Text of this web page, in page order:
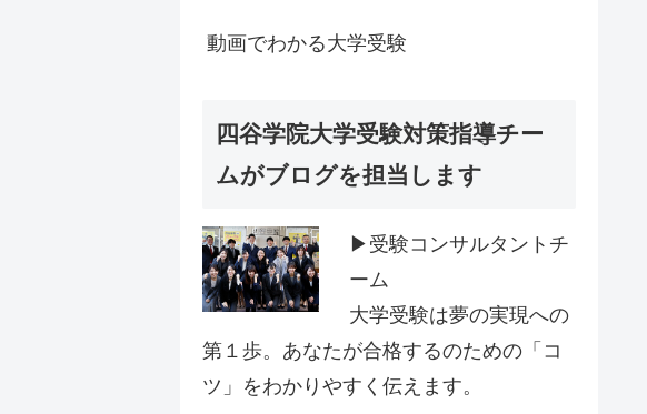
動画でわかる大学受験
四谷学院大学受験対策指導チー
ムがブログを担当します
▶受験コンサルタントチ
ーム
大学受験は夢の実現への
第１歩。あなたが合格するのための「コ
ツ」をわかりやすく伝えます。